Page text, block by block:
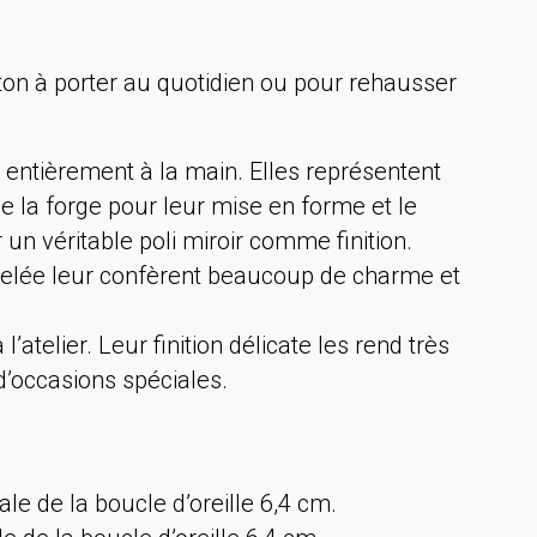
à porter au quotidien ou pour rehausser
à la main. Elles représentent
la forge pour leur mise en forme et le
véritable poli miroir comme finition.
leur confèrent beaucoup de charme et
Leur finition délicate les rend très
spéciales.
de la boucle d’oreille 6,4 cm.